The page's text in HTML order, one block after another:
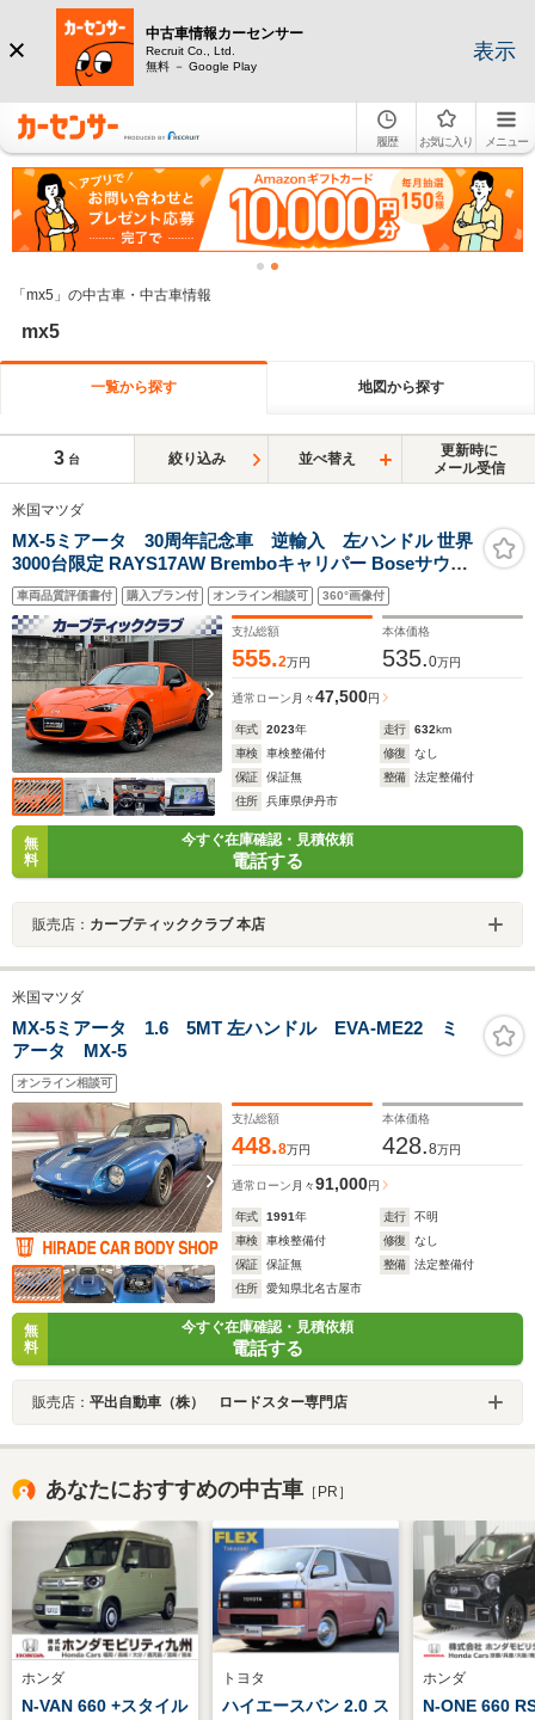
中古車情報カーセンサー
Recruit Co., Ltd.
無料 － Google Play
表示
履歴 お気に入り メニュー
「mx5」の中古車・中古車情報
mx5
一覧から探す 地図から探す
3 台 絞り込み 並べ替え
更新時に
メール受信
米国マツダ
MX-5ミアータ 30周年記念車 逆輸入 左ハンドル 世界
3000台限定 RAYS17AW Bremboキャリパー Boseサウン
ド RECAROアルカンターラシート 純正ディスプレイ
AppleCarPlay バックカメラ シートヒーター 衝突被害軽
減ブレーキ BSM 車検 2年 整備付
車両品質評価書付 購入プラン付 オンライン相談可 360°画像付
支払総額
555.2万円
本体価格
535.0万円
通常ローン 月々47,500円
年式 2023年 走行 632km
車検
車検整備付 修復
なし
保証
保証無 整備
法定整備付
住所
兵庫県伊丹市
無
料
今すぐ在庫確認・見積依頼
電話する
販売店： カーブティッククラブ 本店
米国マツダ
MX-5ミアータ 1.6 5MT 左ハンドル EVA‐ME22 ミ
アータ MX-5
オンライン相談可
支払総額
448.8万円
本体価格
428.8万円
通常ローン 月々91,000円
年式 1991年 走行
不明
車検
車検整備付 修復
なし
保証
保証無 整備
法定整備付
住所
愛知県北名古屋市
無
料
今すぐ在庫確認・見積依頼
電話する
販売店： 平出自動車（株） ロードスター専門店
あなたにおすすめの中古車 ［PR］
ホンダ
N-VAN 660 +スタイル
トヨタ
ハイエースバン 2.0 ス
ホンダ
N-ONE 660